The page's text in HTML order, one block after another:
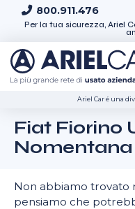
Skip to content
800.911.476
Per la tua sicurezza, Ariel
Ariel Car é una
Fiat Fiorino
Nomentana
Non abbiamo trovato
pensiamo che